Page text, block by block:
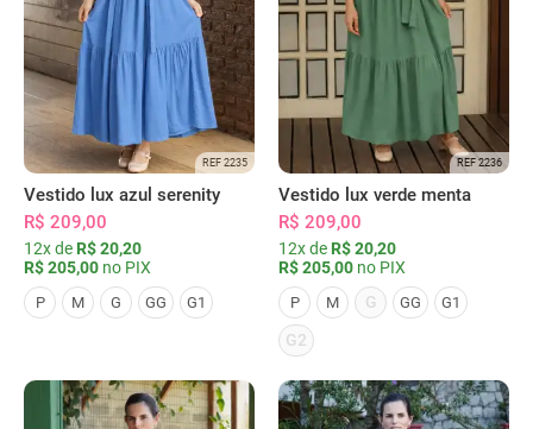
REF 2235
Vestido lux azul serenity
R$ 209,00
12x de R$ 20,20
R$ 205,00 no PIX
P M G GG G1
REF 2236
Vestido lux verde menta
R$ 209,00
12x de R$ 20,20
R$ 205,00 no PIX
P M G GG G1
G2